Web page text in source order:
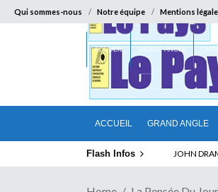
Qui sommes-nous Notre équipe Mentions
ACCUEIL GRAND ANGLE
ACCUEIL GRAND ANGLE
Flash Infos ELECTION